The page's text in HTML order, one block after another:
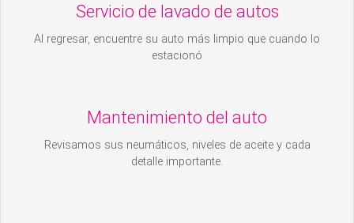
Servicio de lavado de autos
Al regresar, encuentre su auto más limpio que cuando lo
estacionó
Mantenimiento del auto
Revisamos sus neumáticos, niveles de aceite y cada
detalle importante.